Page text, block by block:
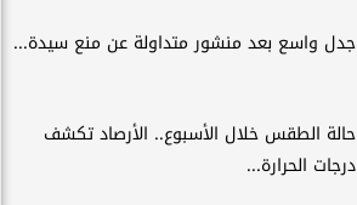
جدل واسع بعد منشور متداولة عن منع سيدة...
حالة الطقس خلال الأسبوع.. الأرصاد تكشف
درجات الحرارة...